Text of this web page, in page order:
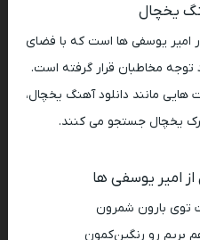
یخچال
امیر یوسفی ها است که با فضای
مخاطبان قرار گرفته است.
هایی مانند دانلود آهنگ یخچال،
یخچال جستجو می کنند.
امیر یوسفی ها
توی بارون شمرون
بریم رو رنگین‌کمون